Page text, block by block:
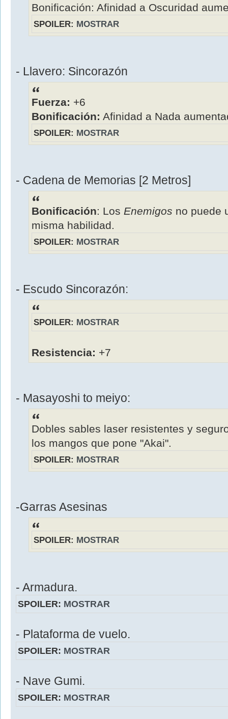
Bonificación: Afinidad a Oscuridad
SPOILER: MOSTRAR
- Llavero: Sincorazón
Fuerza: +6
Bonificación: Afinidad a Nada
SPOILER: MOSTRAR
- Cadena de Memorias [2 Metros]
Bonificación: Los Enemigos no puede
misma habilidad.
SPOILER: MOSTRAR
- Escudo Sincorazón:
SPOILER: MOSTRAR
Resistencia: +7
- Masayoshi to meiyo:
Dobles sables laser resistentes y
los mangos que pone "Akai".
SPOILER: MOSTRAR
-Garras Asesinas
SPOILER: MOSTRAR
- Armadura.
SPOILER: MOSTRAR
- Plataforma de vuelo.
SPOILER: MOSTRAR
- Nave Gumi.
SPOILER: MOSTRAR